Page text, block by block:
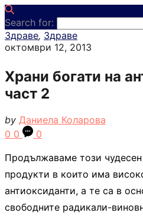
Search for:
Здраве, Здраве
октомври 12, 2013
Храни богати на
част 2
by Даниела Коларова
0 0
0
Продължаваме този
продукти в които има
антиоксиданти, а те са в
свободните радикали-